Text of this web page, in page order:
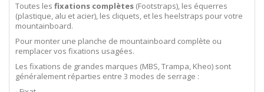
Toutes les fixations complètes (Footstraps), les équerres
(plastique, alu et acier), les cliquets, et les heelstraps pour votre
mountainboard.
Pour monter une planche de mountainboard complète ou
remplacer vos fixations usagées.
Les fixations de grandes marques (MBS, Trampa, Kheo) sont
généralement réparties entre 3 modes de serrage :